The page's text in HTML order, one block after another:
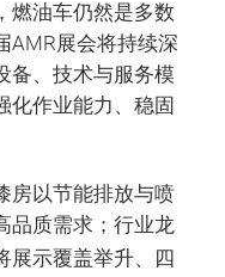
燃油车仍然是多数
AMR展会将持续深
备、技术与服务模
化作业能力、稳固
房以节能排放与喷
品质需求；行业龙
展示覆盖举升、四